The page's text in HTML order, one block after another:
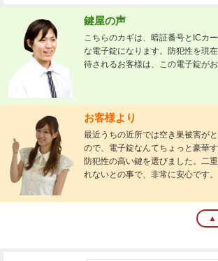
鍵屋の声
こちらのカギは、暗証番号とICカ
な電子錠になります。防犯性を現
待されるお客様は、この電子錠がお
お客様より
最近うちの近所では空き巣被害が
ので、電子錠なんてちょっと豪華
防犯性の高い鍵を選びました。二
れないとの事で、非常に安心です。
▲